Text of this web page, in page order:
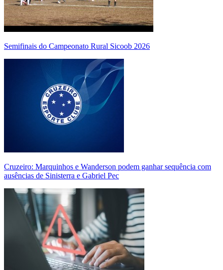
Semifinais do Campeonato Rural Sicoob 2026
Cruzeiro: Marquinhos e Wanderson podem ganhar sequência com
ausências de Sinisterra e Gabriel Pec